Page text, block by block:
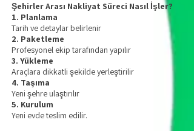
Şehirler Arası Nakliyat Süreci Nasıl İşler?
1. Planlama
Tarih ve detaylar belirlenir
2. Paketleme
Profesyonel ekip tarafından yapılır
3. Yükleme
Araçlara dikkatli şekilde yerleştirilir
4. Taşıma
Yeni şehre ulaştırılır
5. Kurulum
Yeni evde teslim edilir.